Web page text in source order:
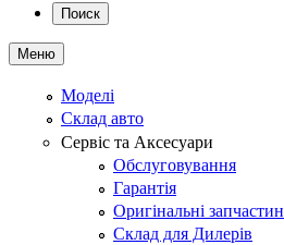
Поиск
Меню
Моделі
Склад авто
Сервіс та Аксесуари
Обслуговування
Гарантія
Оригінальні
Склад для Дилерів